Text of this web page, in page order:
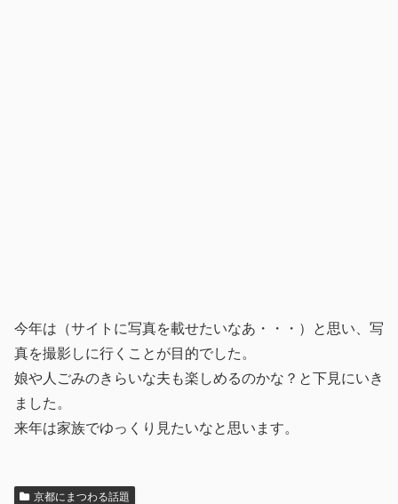
今年は（サイトに写真を載せたいなあ・・・）と思い、写
真を撮影しに行くことが目的でした。
娘や人ごみのきらいな夫も楽しめるのかな？と下見にいき
ました。
来年は家族でゆっくり見たいなと思います。
京都にまつわる話題